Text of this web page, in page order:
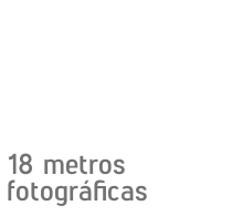
18 metros